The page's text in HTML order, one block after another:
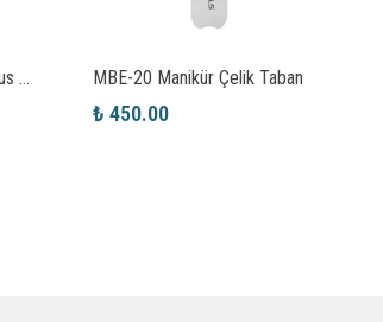
STALEKS Expert 20-2 Yunus Model Et Makası MBE-20 Manikür Çelik Taban
₺ 450.00